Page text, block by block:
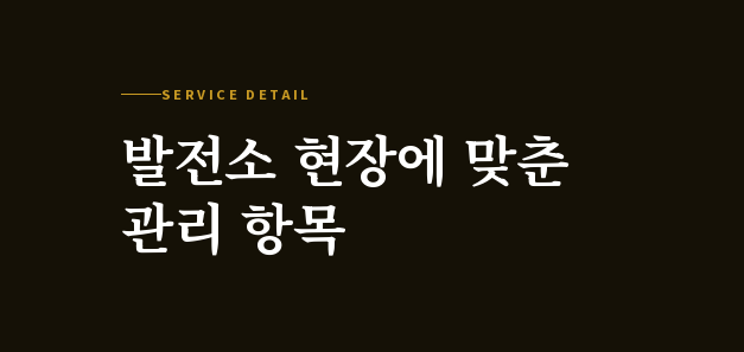
SERVICE DETAIL
발전소 현장에 맞춘
관리 항목